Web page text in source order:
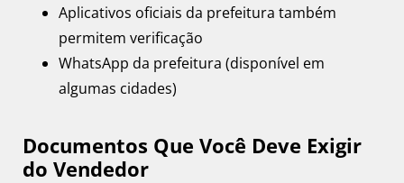
Aplicativos oficiais da prefeitura também
permitem verificação
WhatsApp da prefeitura (disponível em
algumas cidades)
Documentos Que Você Deve Exigir
do Vendedor